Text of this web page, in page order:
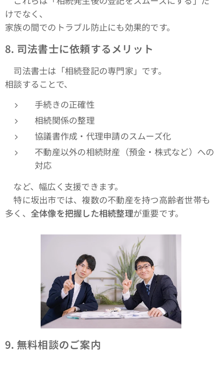
けでなく、
家族の間でのトラブル防止にも効果的です。
8. 司法書士に依頼するメリット
司法書士は「相続登記の専門家」です。
相談することで、
手続きの正確性
相続関係の整理
協議書作成・代理申請のスムーズ化
不動産以外の相続財産（預金・株式など）への
対応
など、幅広く支援できます。
特に坂出市では、複数の不動産を持つ高齢者世帯も
多く、 全体像を把握した相続整理が重要です。
9. 無料相談のご案内